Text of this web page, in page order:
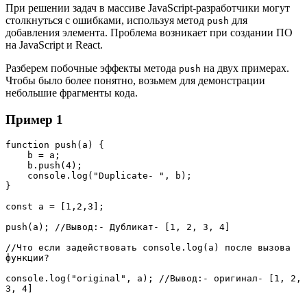
При решении задач в массиве JavaScript-разработчики могут
столкнуться с ошибками, используя метод push для
добавления элемента. Проблема возникает при создании ПО
на JavaScript и React.
Разберем побочные эффекты метода push на двух примерах.
Чтобы было более понятно, возьмем для демонстрации
небольшие фрагменты кода.
Пример 1
function push(a) {
    b = a;
    b.push(4);
    console.log("Duplicate- ", b);
}
const a = [1,2,3];
push(a); //Вывод:- Дубликат- [1, 2, 3, 4]
//Что если задействовать console.log(a) после вызова
функции?
console.log("original", a); //Вывод:- оригинал- [1, 2,
3, 4]